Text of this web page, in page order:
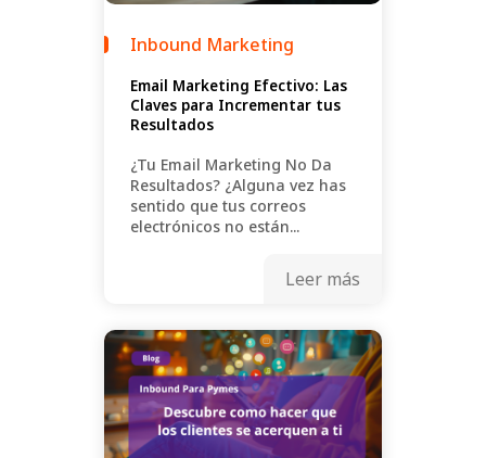
Inbound Marketing
Email Marketing Efectivo: Las
Claves para Incrementar tus
Resultados
¿Tu Email Marketing No Da
Resultados? ¿Alguna vez has
sentido que tus correos
electrónicos no están...
Leer más